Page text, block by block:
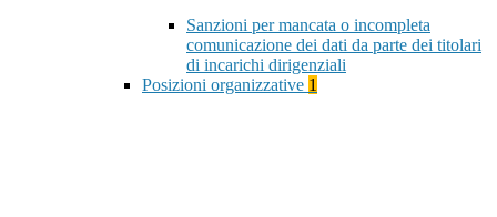
Sanzioni per mancata o incompleta
comunicazione dei dati da parte dei titolari
di incarichi dirigenziali
Posizioni organizzative 1